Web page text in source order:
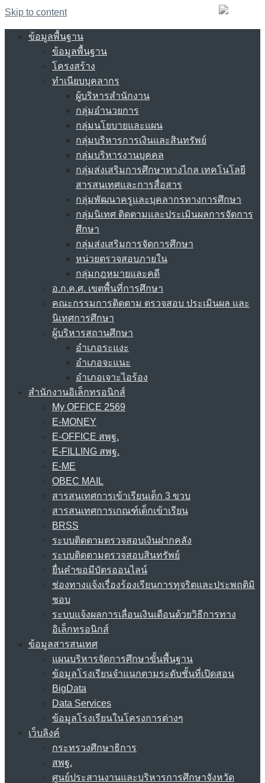
Skip to content
ข้อมูลพื้นฐาน
ข้อมูลพื้นฐาน
โครงสร้าง
ทำเนียบบุคลากร
ผู้บริหารสำนักงาน
กลุ่มอำนวยการ
กลุ่มนโยบายและแผน
กลุ่มบริหารการเงินและสินทรัพย์
กลุ่มบริหารงานบุคคล
กลุ่มส่งเสริมการศึกษาทางไกล เทคโนโลยี
สารสนเทศและการสื่อสาร
กลุ่มพัฒนาครูและบุคลากรทางการศึกษา
กลุ่มนิเทศ ติดตามและประเมินผลการจัดการ
ศึกษา
กลุ่มส่งเสริมการจัดการศึกษา
หน่วยตรวจสอบภายใน
กลุ่มกฎหมายและคดี
อ.ก.ค.ศ. เขตพื้นที่การศึกษา
คณะกรรมการติดตาม ตรวจสอบ ประเมินผล และ
นิเทศการศึกษา
ผู้บริหารสถานศึกษา
อำเภอระแงะ
อำเภอจะแนะ
อำเภอเจาะไอร้อง
สำนักงานอิเล็กทรอนิกส์
My OFFICE 2569
E-MONEY
E-OFFICE สพฐ.
E-FILLING สพฐ.
E-ME
OBEC MAIL
สารสนเทศการเข้าเรียนเด็ก 3 ขวบ
สารสนเทศการเกณฑ์เด็กเข้าเรียน
BRSS
ระบบติดตามตรวจสอบเงินฝากคลัง
ระบบติดตามตรวจสอบสินทรัพย์
ยื่นคำขอมีบัตรออนไลน์
ช่องทางแจ้งเรื่องร้องเรียนการทุจริตและประพฤติมิ
ชอบ
ระบบแจ้งผลการเลื่อนเงินเดือนด้วยวิธีการทาง
อิเล็กทรอนิกส์
ข้อมูลสารสนเทศ
แผนบริหารจัดการศึกษาขั้นพื้นฐาน
ข้อมูลโรงเรียนจำแนกตามระดับชั้นที่เปิดสอน
BigData
Data Services
ข้อมูลโรงเรียนในโครงการต่างๆ
เว็บลิงค์
กระทรวงศึกษาธิการ
สพฐ.
ศูนย์ประสานงานและบริหารการศึกษาจังหวัด